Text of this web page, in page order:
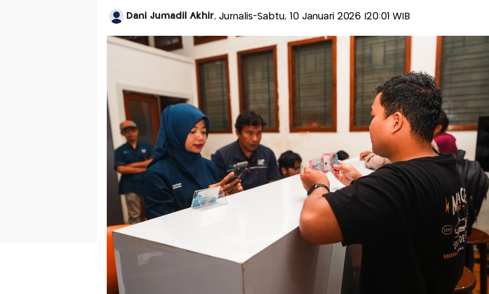
Dani Jumadil Akhir, Jurnalis-Sabtu, 10 Januari 2026 |20:01 WIB